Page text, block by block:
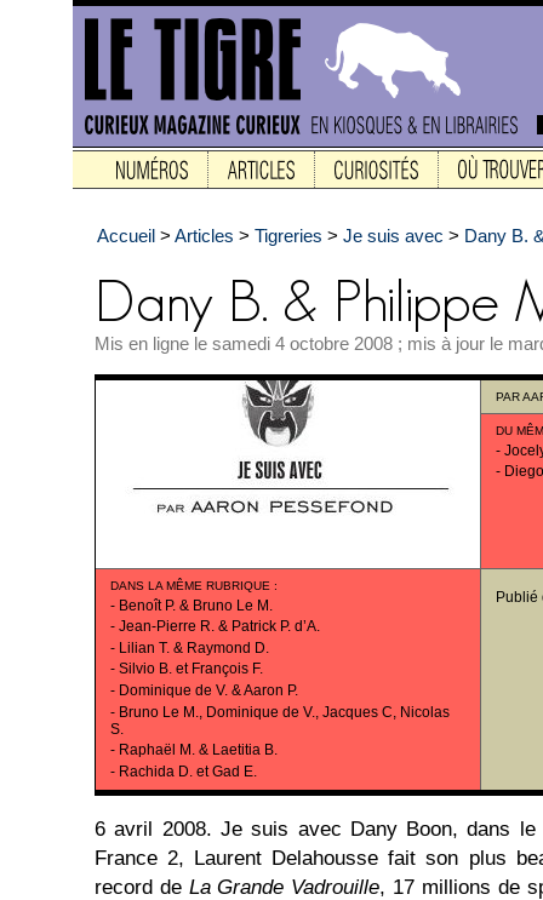
Accueil > Articles > Tigreries > Je suis avec > Dany B.
Mis en ligne le samedi 4 octobre 2008 ; mis à jour le
PAR
DU
-
-
DANS LA MÊME RUBRIQUE :
- Benoît P. & Bruno Le M.
- Jean-Pierre R. & Patrick P. d’A.
- Lilian T. & Raymond D.
- Silvio B. et François F.
- Dominique de V. & Aaron P.
- Bruno Le M., Dominique de V., Jacques C, Nicolas
S.
- Raphaël M. & Laetitia B.
- Rachida D. et Gad E.
6 avril 2008. Je suis avec Dany Boon, dans le
France 2, Laurent Delahousse fait son plus
record de La Grande Vadrouille, 17 millions de